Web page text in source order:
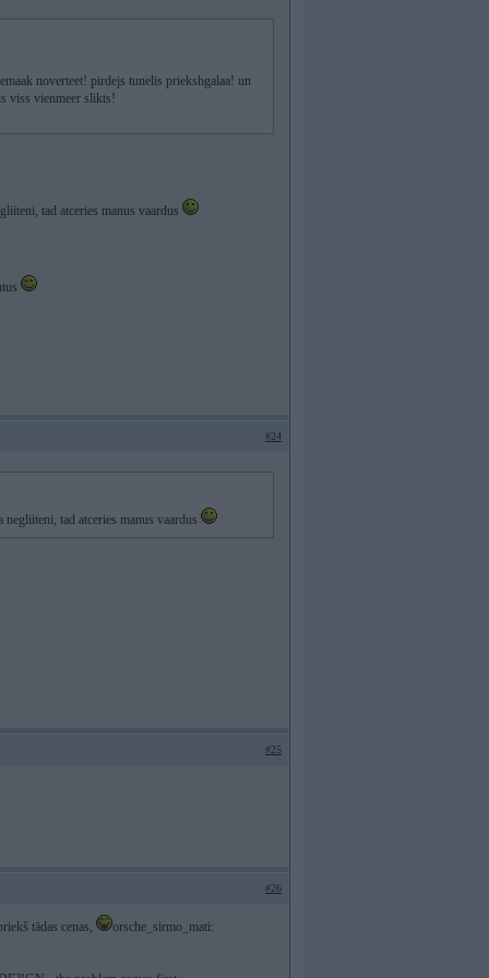
noverteet! pirdejs tunelis priekshgalaa! un
viss vienmeer slikts!
tad atceries manus vaardus
#24
negliiteni, tad atceries manus vaardus
#25
#26
tādas cenas, orsche_sirmo_mati: